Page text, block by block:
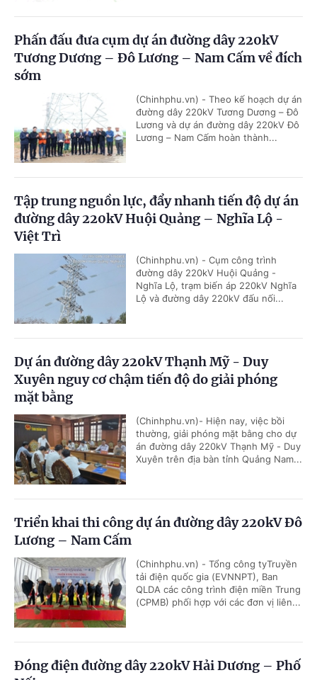
Phấn đấu đưa cụm dự án đường dây 220kV
Tương Dương – Đô Lương – Nam Cấm về đích
sớm
(Chinhphu.vn) - Theo kế hoạch dự án
đường dây 220kV Tương Dương – Đô
Lương và dự án đường dây 220kV Đô
Lương – Nam Cấm hoàn thành...
Tập trung nguồn lực, đẩy nhanh tiến độ dự án
đường dây 220kV Huội Quảng – Nghĩa Lộ -
Việt Trì
(Chinhphu.vn) - Cụm công trình
đường dây 220kV Huội Quảng -
Nghĩa Lộ, trạm biến áp 220kV Nghĩa
Lộ và đường dây 220kV đấu nối...
Dự án đường dây 220kV Thạnh Mỹ - Duy
Xuyên nguy cơ chậm tiến độ do giải phóng
mặt bằng
(Chinhphu.vn)- Hiện nay, việc bồi
thường, giải phóng mặt bằng cho dự
án đường dây 220kV Thạnh Mỹ - Duy
Xuyên trên địa bàn tỉnh Quảng Nam...
Triển khai thi công dự án đường dây 220kV Đô
Lương – Nam Cấm
(Chinhphu.vn) - Tổng công tyTruyền
tải điện quốc gia (EVNNPT), Ban
QLDA các công trình điện miền Trung
(CPMB) phối hợp với các đơn vị liên...
Đóng điện đường dây 220kV Hải Dương – Phố